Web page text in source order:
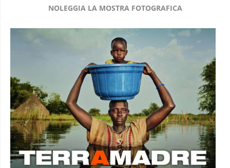
NOLEGGIA LA MOSTRA FOTOGRAFICA